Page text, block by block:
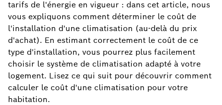
tarifs de l'énergie en vigueur : dans cet article, nous
vous expliquons comment déterminer le coût de
l'installation d'une climatisation (au-delà du prix
d'achat). En estimant correctement le coût de ce
type d'installation, vous pourrez plus facilement
choisir le système de climatisation adapté à votre
logement. Lisez ce qui suit pour découvrir comment
calculer le coût d'une climatisation pour votre
habitation.